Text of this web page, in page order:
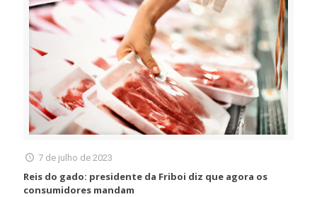
7 de julho de 2023
Reis do gado: presidente da Friboi diz que agora os
consumidores mandam